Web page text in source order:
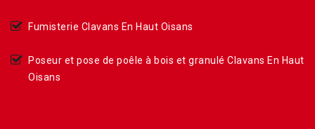
Fumisterie Clavans En Haut Oisans
Poseur et pose de poêle à bois et granulé Clavans En Haut
Oisans